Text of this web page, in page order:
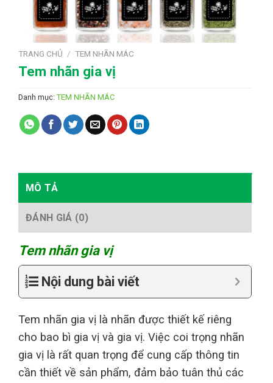
TRANG CHỦ / TEM NHÃN MÁC
Tem nhãn gia vị
Danh mục: TEM NHÃN MÁC
MÔ TẢ
ĐÁNH GIÁ (0)
Tem nhãn gia vị
Nội dung bài viết
Tem nhãn gia vị là nhãn được thiết kế riêng
cho bao bì gia vị và gia vị. Việc coi trọng nhãn
gia vị là rất quan trọng để cung cấp thông tin
cần thiết về sản phẩm, đảm bảo tuân thủ các